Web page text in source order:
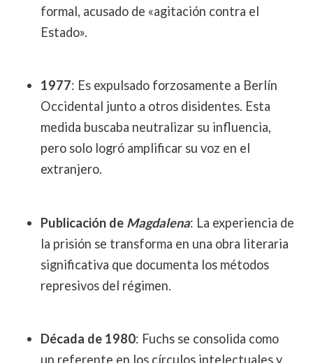
formal, acusado de «agitación contra el
Estado».
1977: Es expulsado forzosamente a Berlín
Occidental junto a otros disidentes. Esta
medida buscaba neutralizar su influencia,
pero solo logró amplificar su voz en el
extranjero.
Publicación de Magdalena: La experiencia de
la prisión se transforma en una obra literaria
significativa que documenta los métodos
represivos del régimen.
Década de 1980: Fuchs se consolida como
un referente en los círculos intelectuales y